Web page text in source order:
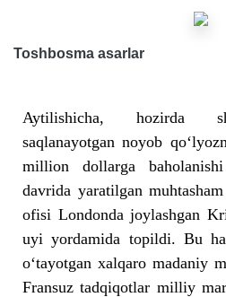
Toshbosma asarlar
Aytilishicha, hozirda
saqlanayotgan noyob
million dollarga
davrida yaratilgan
ofisi Londonda joylashgan
uyi yordamida topildi. Bu
o‘tayotgan xalqaro madaniy
Fransuz tadqiqotlar milliy